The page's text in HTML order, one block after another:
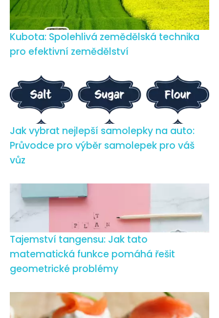
Kubota: Spolehlivá zemědělská technika
pro efektivní zemědělství
Jak vybrat nejlepší samolepky na auto:
Průvodce pro výběr samolepek pro váš
vůz
Tajemství tangensu: Jak tato
matematická funkce pomáhá řešit
geometrické problémy